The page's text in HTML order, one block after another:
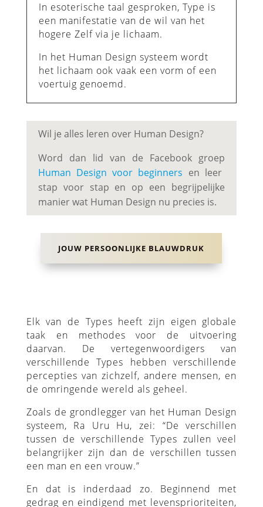
In esoterische taal gesproken, Type is
een manifestatie van de wil van het
hogere Zelf via je lichaam.
In het Human Design systeem wordt
het lichaam ook vaak een vorm of een
voertuig genoemd.
Wil je alles leren over Human Design?
Word dan lid van de Facebook groep
Human Design voor beginners en leer
stap voor stap en op een begrijpelijke
manier wat Human Design nu precies is.
JOUW PERSOONLIJKE BLAUWDRUK
Elk van de Types heeft zijn eigen globale
taak en methodes voor de uitvoering
daarvan. De vertegenwoordigers van
verschillende Types hebben verschillende
percepties van zichzelf, andere mensen, en
de omringende wereld als geheel.
Zoals de grondlegger van het Human Design
systeem, Ra Uru Hu, zei: “De verschillen
tussen de verschillende Types zullen veel
belangrijker zijn dan de verschillen tussen
een man en een vrouw.”
En dat is inderdaad zo. Beginnend met
gedrag en eindigend met levensprioriteiten,